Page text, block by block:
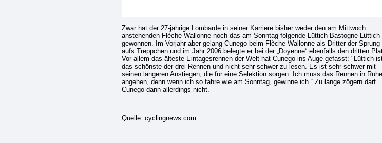
Zwar hat der 27-jährige Lombarde in seiner Karriere bisher weder den am Mittwoch
anstehenden Flèche Wallonne noch das am Sonntag folgende Lüttich-Bastogne-Lüttich
gewonnen. Im Vorjahr aber gelang Cunego beim Flèche Wallonne als Dritter der Sprung
aufs Treppchen und im Jahr 2006 belegte er bei der „Doyenne“ ebenfalls den dritten
Vor allem das älteste Eintagesrennen der Welt hat Cunego ins Auge gefasst: "Lüttich
das schönste der drei Rennen und nicht sehr schwer zu lesen. Es ist sehr schwer mit
seinen längeren Anstiegen, die für eine Selektion sorgen. Ich muss das Rennen in Ruhe
angehen, denn wenn ich so fahre wie am Sonntag, gewinne ich.“ Zu lange zögern darf
Cunego dann allerdings nicht.
Quelle: cyclingnews.com